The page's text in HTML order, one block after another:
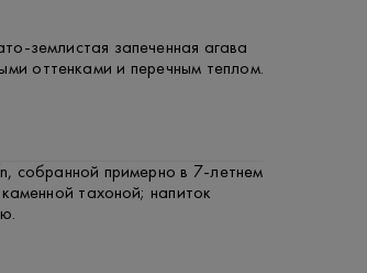
землистая запеченная агава
оттенками и перечным теплом.
собранной примерно в 7-летнем
тахоной; напиток